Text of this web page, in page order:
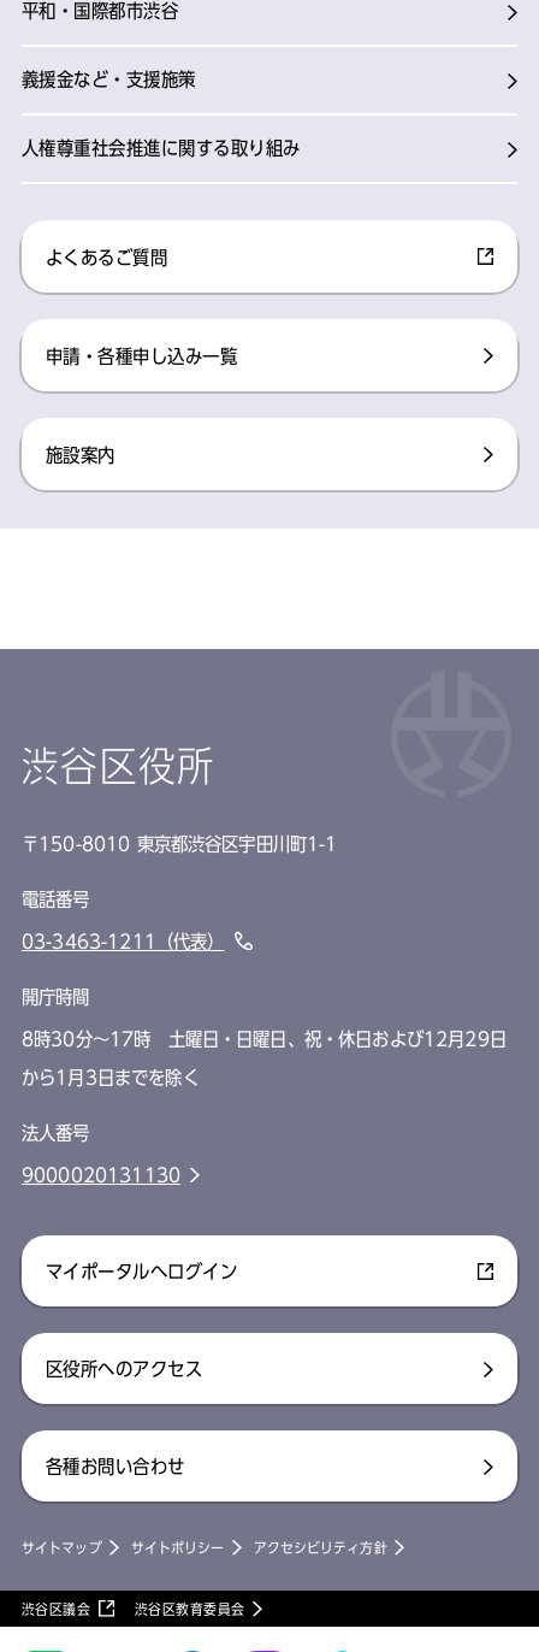
平和・国際都市渋谷
義援金など・支援施策
人権尊重社会推進に関する取り組み
よくあるご質問
申請・各種申し込み一覧
施設案内
渋谷区役所
〒150-8010 東京都渋谷区宇田川町1-1
電話番号
03-3463-1211（代表）
開庁時間
8時30分～17時 土曜日・日曜日、祝・休日および12月29日
から1月3日までを除く
法人番号
9000020131130
マイポータルへログイン
区役所へのアクセス
各種お問い合わせ
サイトマップ サイトポリシー アクセシビリティ方針
渋谷区議会 渋谷区教育委員会